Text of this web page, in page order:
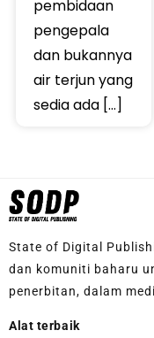
pembidaan
pengepala
dan bukannya
air terjun yang
sedia ada […]
State of Digital
dan komuniti baharu
penerbitan, dalam
Alat terbaik